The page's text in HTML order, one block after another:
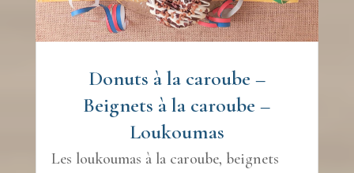
Donuts à la caroube –
Beignets à la caroube –
Loukoumas
Les loukoumas à la caroube, beignets